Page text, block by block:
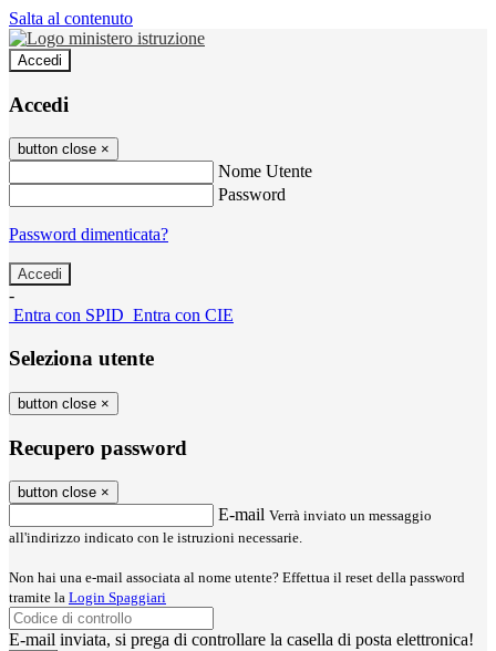
Salta al contenuto
Accedi
Accedi
button close ×
Nome Utente
Password
Password dimenticata?
-
Entra con SPID Entra con CIE
Seleziona utente
button close ×
Recupero password
button close ×
E-mail Verrà inviato un messaggio
all'indirizzo indicato con le istruzioni necessarie.
Non hai una e-mail associata al nome utente? Effettua il reset della password
tramite la Login Spaggiari
E-mail inviata, si prega di controllare la casella di posta elettronica!